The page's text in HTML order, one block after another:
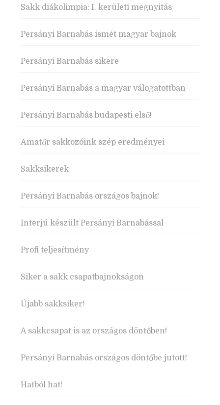
Sakk diákolimpia: I. kerületi megnyitás
Persányi Barnabás ismét magyar bajnok
Persányi Barnabás sikere
Persányi Barnabás a magyar válogatottban
Persányi Barnabás budapesti első!
Amatőr sakkozóink szép eredményei
Sakksikerek
Persányi Barnabás országos bajnok!
Interjú készült Persányi Barnabással
Profi teljesítmény
Siker a sakk csapatbajnokságon
Újabb sakksiker!
A sakkcsapat is az országos döntőben!
Persányi Barnabás országos döntőbe jutott!
Hatból hat!